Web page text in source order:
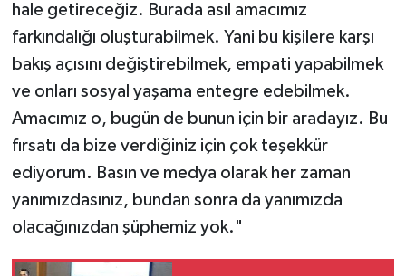
hale getireceğiz. Burada asıl amacımız
farkındalığı oluşturabilmek. Yani bu kişilere karşı
bakış açısını değiştirebilmek, empati yapabilmek
ve onları sosyal yaşama entegre edebilmek.
Amacımız o, bugün de bunun için bir aradayız. Bu
fırsatı da bize verdiğiniz için çok teşekkür
ediyorum. Basın ve medya olarak her zaman
yanımızdasınız, bundan sonra da yanımızda
olacağınızdan şüphemiz yok."